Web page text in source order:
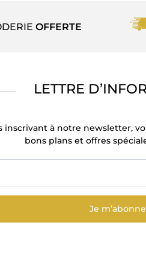
OFFERTE
LETTRE
inscrivant à notre newsletter,
bons plans et offres
Je m’abonne